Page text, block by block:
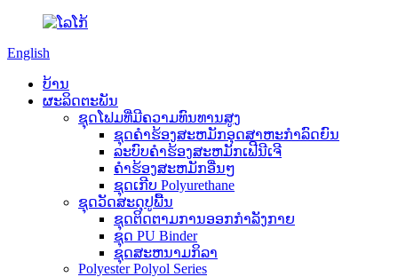
English
ບ້ານ
ຜະລິດຕະພັນ
ຊຸດໂຟມທີ່ມີຄວາມທົນທານສູງ
ຊຸດຄໍາຮ້ອງສະຫມັກອຸດສາຫະກໍາລົດຍົນ
ລະບົບຄໍາຮ້ອງສະຫມັກເຟີນີເຈີ
ຄໍາຮ້ອງສະຫມັກອື່ນໆ
ຊຸດເກີບ Polyurethane
ຊຸດວັດສະດຸປູພື້ນ
ຊຸດຕິດຕາມການອອກກຳລັງກາຍ
ຊຸດ PU Binder
ຊຸດສະຫນາມກິລາ
Polyester Polyol Series